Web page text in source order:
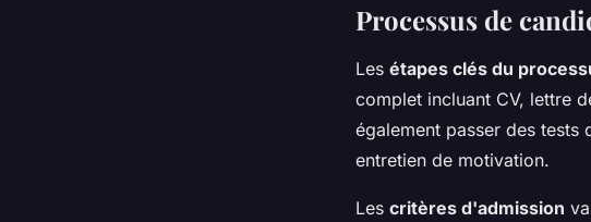
Processus de
Les étapes clés du
complet incluant CV, lettre
également passer des tests
entretien de motivation.
Les critères d'admission